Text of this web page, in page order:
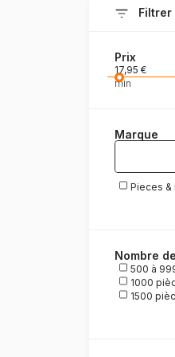
Accessoires
Peinture au
Filtrer
Prix
17,95 €
min
Marque
Pieces &
Nombre
500 à
1000
1500